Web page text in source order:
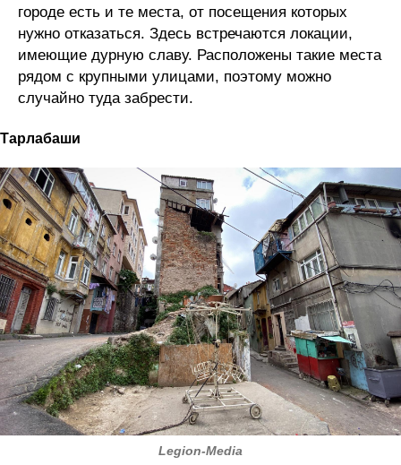
городе есть и те места, от посещения которых
нужно отказаться. Здесь встречаются локации,
имеющие дурную славу. Расположены такие места
рядом с крупными улицами, поэтому можно
случайно туда забрести.
Тарлабаши
Legion-Media